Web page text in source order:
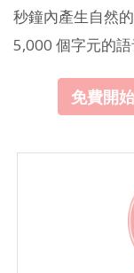
秒鐘內產生自然
5,000 個字元的語
免費開